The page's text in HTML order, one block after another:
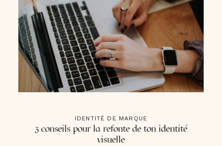
IDENTITÉ DE MARQUE
3 conseils pour la refonte de ton identité
visuelle